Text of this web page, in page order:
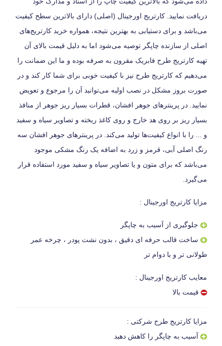
دریافت نمایید. کارتریج اورجینال (اصلی) دارای بالاترین سطح کیفیت
می‌باشد و برای دستیابی به بهترین نتیجه، همواره خرید کارتریج‌های
اصلی از سازنده چاپگر توصیه می‌شود اما به دلیل قیمت بالای آن
تهیه کارتریج طرح فابریک مقرون به صرفه بوده و ما این ضمانت را
می‌دهیم که کارتریج طرح نیز با کیفیت خوبی برای شما کار کند و در
صورت بروز مشکل در نصب اولیه می‌توانید آن را مرجوع و تعویض
نمایید. در پرینترهای جوهر افشان، قطرات بسیار ریز جوهر از منافذ
بسیار ریز بر روی هد خارج و روی کاغذ ریخته و تصاویر سیاه و سفید
و ... را با انواع کیفیت‌ها تولید می‌کند. در پرینترهای جوهر افشان سه
رنگ اصلی آبی، قرمز و زرد به اضافه یک رنگ مشکی موجود
می‌باشد که برای متون و یا تصاویر سیاه و سفید مورد استفاده قرار
می‌گیرد.
مزایا کارتریج اورجینال :
جلوگیری از آسیب به چاپگر
ساخت قالب حرفه ای دقیق ، بدون نشت پودر ، چرخه عمر
طولانی تر و با دوام تر
معایب کارتریج اورجینال :
قیمت بالا
مزایا کارتریج طرح شرکتی :
آسیب به چاپگر را کاهش دهید